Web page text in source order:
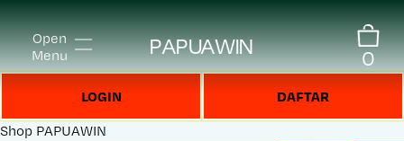
Open
Menu
PAPUAWIN 0
LOGIN DAFTAR
Shop PAPUAWIN